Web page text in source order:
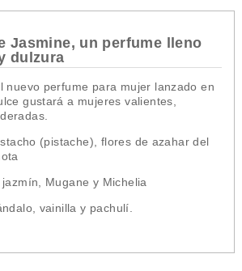
Jasmine, un perfume lleno
dulzura
nuevo perfume para mujer lanzado en
gustará a mujeres valientes,
(pistache), flores de azahar del
Mugane y Michelia
vainilla y pachulí.